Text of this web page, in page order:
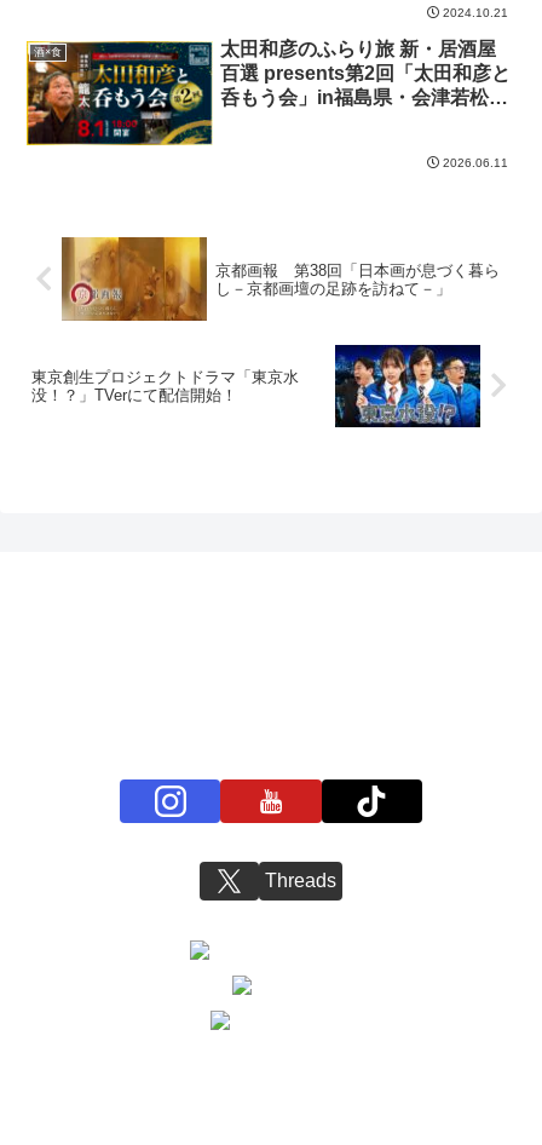
2024.10.21
酒×食
太田和彦のふらり旅 新・居酒屋
百選 presents第2回「太田和彦と
呑もう会」in福島県・会津若松市
2026.06.11
京都画報 第38回「日本画が息づく暮ら
し－京都画壇の足跡を訪ねて－」
東京創生プロジェクトドラマ「東京水
没！？」TVerにて配信開始！
Threads